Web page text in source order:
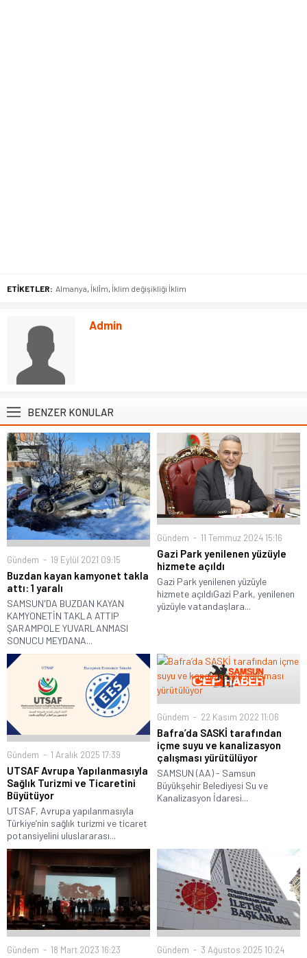
ETİKETLER: Almanya İkli̇m İklim değişikliği İklim
Admin
BENZER KONULAR
Gündem 19 Eylül 2021 09:15
Buzdan kayan kamyonet takla
attı: 1 yaralı
SAMSUN'DA BUZDAN KAYAN
KAMYONETİN TAKLA ATTIP
ŞARAMPOLE YUVARLANMASI
SONUCU MEYDANA...
Gündem 11 Temmuz 2024 15:16
Gazi Park yenilenen yüzüyle
hizmete açıldı
Gazi Park yenilenen yüzüyle
hizmete açıldıGazi Park, yenilenen
yüzüyle vatandaşlara...
Gündem 1 Aralık 2025 17:39
UTSAF Avrupa Yapılanmasıyla
Sağlık Turizmi ve Ticaretini
Büyütüyor
UTSAF, Avrupa yapılanmasıyla
Türkiye’nin sağlık turizmi ve ticaret
potansiyelini uluslararası...
Gündem 22 Kasım 2022 11:06
Bafra’da SASKİ tarafından
içme suyu ve kanalizasyon
çalışması yürütülüyor
SAMSUN (AA) - Samsun
Büyükşehir Belediyesi Su ve
Kanalizasyon İdaresi...
Gündem 18 Mart 2023 16:23 Gündem 3 Ağustos 2025 10:24